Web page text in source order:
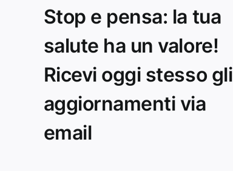
Stop e pensa: la tua
salute ha un valore!
Ricevi oggi stesso gli
aggiornamenti via
email